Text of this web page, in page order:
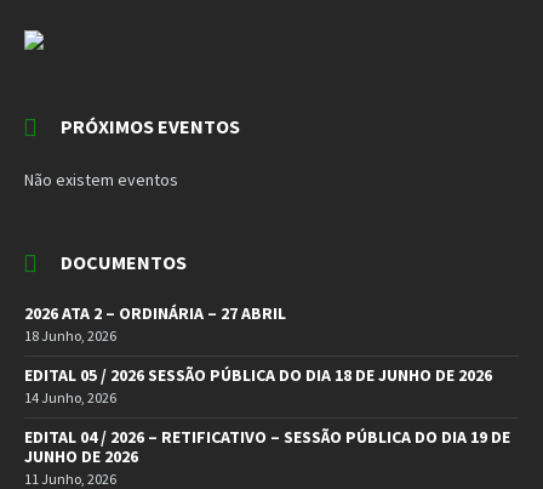
PRÓXIMOS EVENTOS
Não existem eventos
DOCUMENTOS
2026 ATA 2 – ORDINÁRIA – 27 ABRIL
18 Junho, 2026
EDITAL 05 / 2026 SESSÃO PÚBLICA DO DIA 18 DE JUNHO DE 2026
14 Junho, 2026
EDITAL 04 / 2026 – RETIFICATIVO – SESSÃO PÚBLICA DO DIA 19 DE
JUNHO DE 2026
11 Junho, 2026